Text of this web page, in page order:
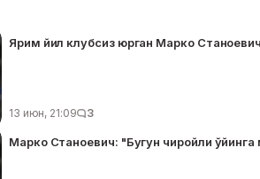
Ярим йил клубсиз юрган Марко
13 июн, 21:09 3
Марко Станоевич: "Бугун чиройли ўйинга